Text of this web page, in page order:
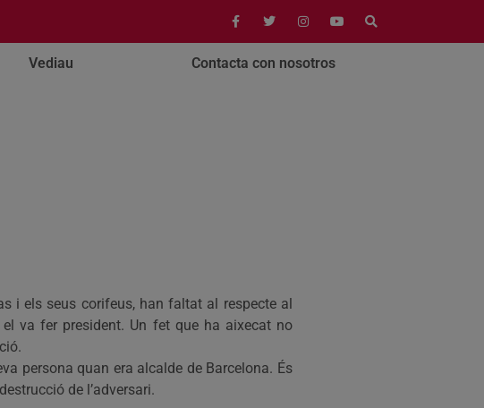
Vediau Contacta con nosotros
i els seus corifeus, han faltat al respecte al
va fer president. Un fet que ha aixecat no
persona quan era alcalde de Barcelona. És
de l’adversari.